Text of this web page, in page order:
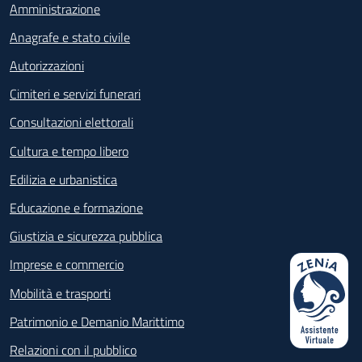
Mantenimento dell’Agenda Digitale,
prenotare 15 servizi per i quali è richiesta
la presenza. L’accesso su appuntamento
consente al cittadino un notevole
risparmio di tempo, garantendo un
servizio senza code
Avvio del processo di dematerializzazione
degli atti di Stato Civile con l’ingresso
nell’Archivio Nazionale informatizzato dei
registri dello Stato Civile (ANSC)
per servizio informativo agli utenti.
della differenziazione dell’erogazione del
servizio demografico attraverso
Amministrazione
Anagrafe e stato civile
Autorizzazioni
Cimiteri e servizi funerari
Consultazioni elettorali
Cultura e tempo libero
Edilizia e urbanistica
Educazione e formazione
Giustizia e sicurezza pubblica
Imprese e commercio
Mobilità e trasporti
Patrimonio e Demanio Marittimo
Relazioni con il pubblico